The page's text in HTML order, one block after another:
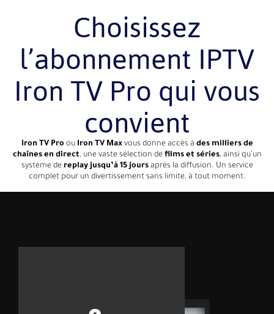
Choisissez
l’abonnement IPTV
Iron TV Pro qui vous
convient
Iron TV Pro ou Iron TV Maxvous donne accès à des milliers de
chaînes en direct, une vaste sélection de films et séries, ainsi qu’un
système de replay jusqu’à 15 joursaprès la diffusion. Un service
complet pour un divertissement sans limite, à tout moment.